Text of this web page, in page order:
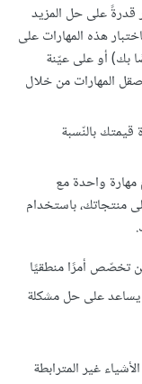
قدرةً على حل المزيد
هذه المهارات على
بك) أو على عيّنة
المهارات من خلال
قيمتك بالنّسبة
مهارة واحدة مع
منتجاتك، باستخدام
تخصّص أمرًا منطقيًا
يساعد على حل مشكلة
غير المترابطة